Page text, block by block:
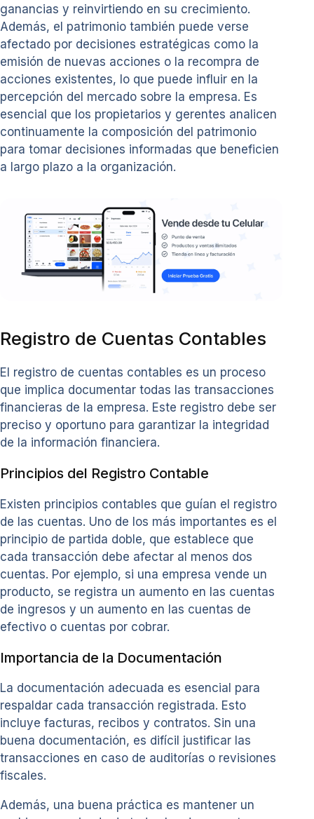
ganancias y reinvirtiendo en su crecimiento.
Además, el patrimonio también puede verse
afectado por decisiones estratégicas como la
emisión de nuevas acciones o la recompra de
acciones existentes, lo que puede influir en la
percepción del mercado sobre la empresa. Es
esencial que los propietarios y gerentes analicen
continuamente la composición del patrimonio
para tomar decisiones informadas que beneficien
a largo plazo a la organización.
Registro de Cuentas Contables
El registro de cuentas contables es un proceso
que implica documentar todas las transacciones
financieras de la empresa. Este registro debe ser
preciso y oportuno para garantizar la integridad
de la información financiera.
Principios del Registro Contable
Existen principios contables que guían el registro
de las cuentas. Uno de los más importantes es el
principio de partida doble, que establece que
cada transacción debe afectar al menos dos
cuentas. Por ejemplo, si una empresa vende un
producto, se registra un aumento en las cuentas
de ingresos y un aumento en las cuentas de
efectivo o cuentas por cobrar.
Importancia de la Documentación
La documentación adecuada es esencial para
respaldar cada transacción registrada. Esto
incluye facturas, recibos y contratos. Sin una
buena documentación, es difícil justificar las
transacciones en caso de auditorías o revisiones
fiscales.
Además, una buena práctica es mantener un